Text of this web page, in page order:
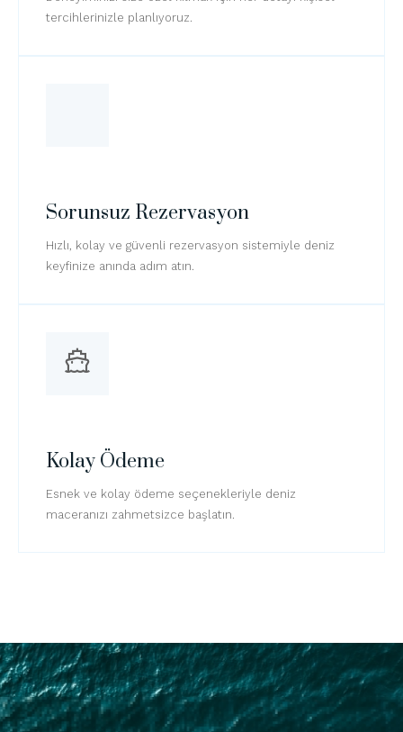
tercihlerinizle planlıyoruz.
Sorunsuz Rezervasyon
Hızlı, kolay ve güvenli rezervasyon sistemiyle deniz
keyfinize anında adım atın.
Kolay Ödeme
Esnek ve kolay ödeme seçenekleriyle deniz
maceranızı zahmetsizce başlatın.